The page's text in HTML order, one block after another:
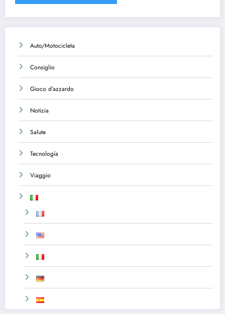
Auto/Motocicleta
Consiglio
Gioco d’azzardo
Notizia
Salute
Tecnología
Viaggio